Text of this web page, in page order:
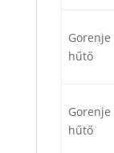
Gorenje
hűtő
Gorenje
hűtő